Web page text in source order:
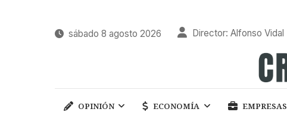
sábado 8 agosto 2026 Director: Alfonso Vidal
OPINIÓN ECONOMÍA EMPRESAS